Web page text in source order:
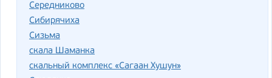
Середниково
Сибирячиха
Сизьма
скала Шаманка
скальный комплекс «Сагаан Хушун»